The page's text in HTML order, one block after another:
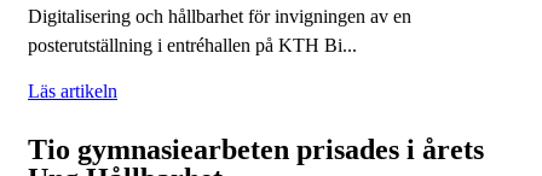
Digitalisering och hållbarhet för invigningen av en
posterutställning i entréhallen på KTH Bi...
Läs artikeln
Tio gymnasiearbeten prisades i årets